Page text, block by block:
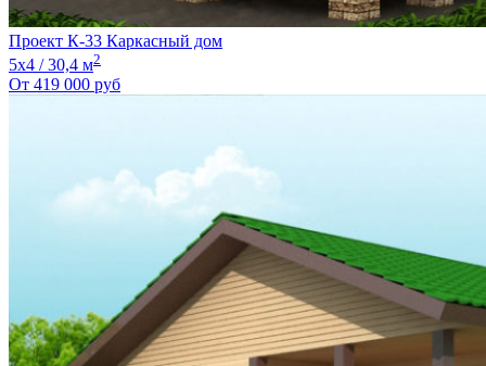
Проект К-33 Каркасный дом
5х4 / 30,4 м2
От 419 000 руб